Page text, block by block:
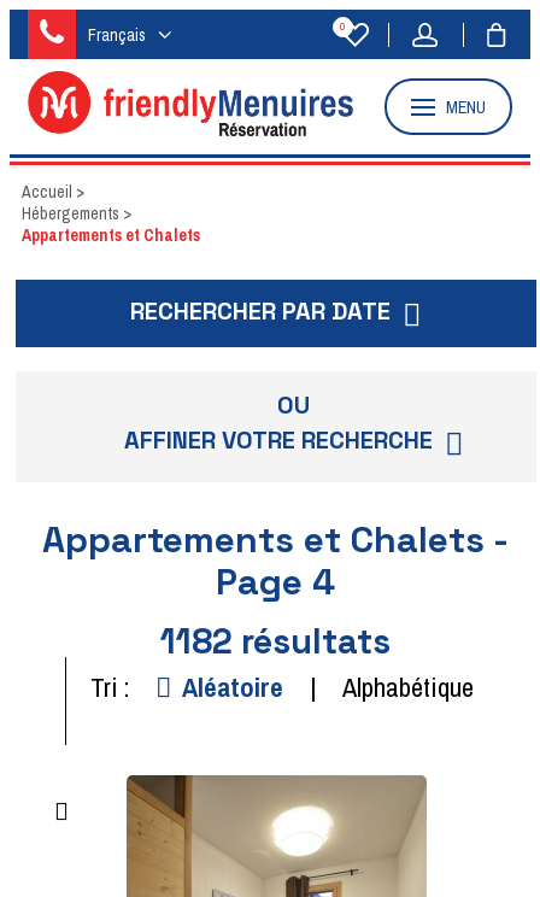
Français 0
MENU
Accueil >
Hébergements >
Appartements et Chalets
RECHERCHER PAR DATE
OU
AFFINER VOTRE RECHERCHE
Appartements et Chalets -
Page 4
1182 résultats
Tri : Aléatoire Alphabétique